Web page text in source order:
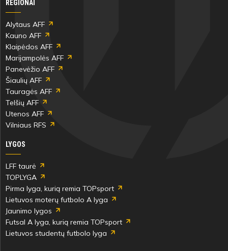
REGIONAI
Alytaus AFF
Kauno AFF
Klaipėdos AFF
Marijampolės AFF
Panevėžio AFF
Šiaulių AFF
Tauragės AFF
Telšių AFF
Utenos AFF
Vilniaus RFS
LYGOS
LFF taurė
TOPLYGA
Pirma lyga, kurią remia TOPsport
Lietuvos moterų futbolo A lyga
Jaunimo lygos
Futsal A lyga, kurią remia TOPsport
Lietuvos studentų futbolo lyga